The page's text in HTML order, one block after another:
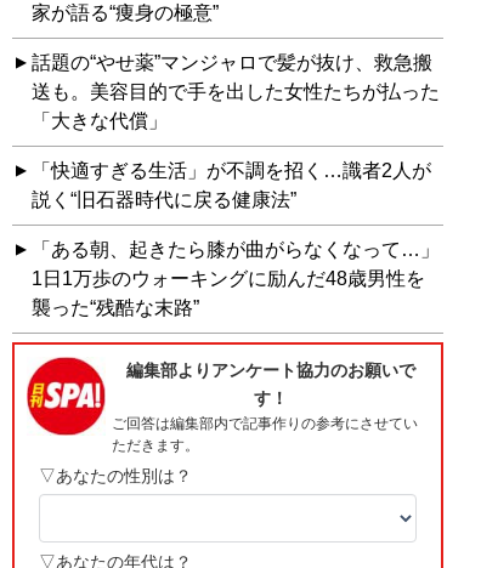
家が語る“痩身の極意”
話題の“やせ薬”マンジャロで髪が抜け、救急搬
送も。美容目的で手を出した女性たちが払った
「大きな代償」
「快適すぎる生活」が不調を招く…識者2人が
説く“旧石器時代に戻る健康法”
「ある朝、起きたら膝が曲がらなくなって…」
1日1万歩のウォーキングに励んだ48歳男性を
襲った“残酷な末路”